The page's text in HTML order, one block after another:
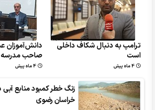
ترامپ به دنبال شکاف داخلی
است
4 ماه پیش
دانش‌آموزان
صاحب
4 ماه پیش
خراسان رضوی